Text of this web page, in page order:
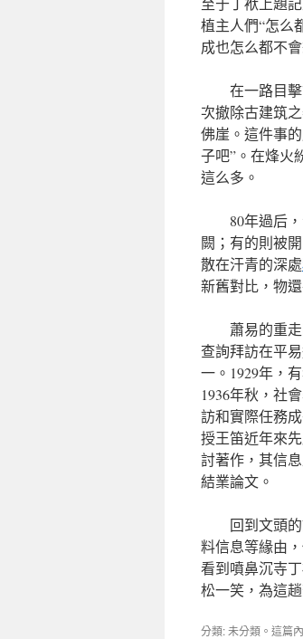
植主人們“怎么
成也怎么都不
在一路目
次撤除古建筑
佛崖。這件事
子吧”。在烽火
這么多。
80年過后
闕；有的則被
散在汗青的深處
新舊對比，物
蕭易的重
查詢拜訪在平
一。1929年，
1936年秋，社
訪和實際任務
授王笛近年來
討著作，其信
結業論文。
回到文頭
料信息等緣由
看到噴鼻沉寺
松一笑，為這
分類: 未分類。這篇